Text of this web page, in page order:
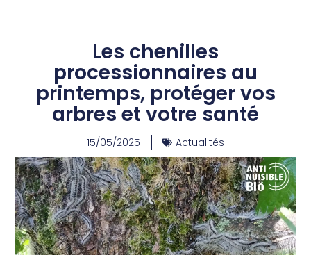
Les chenilles
processionnaires au
printemps, protéger vos
arbres et votre santé
15/05/2025 Actualités